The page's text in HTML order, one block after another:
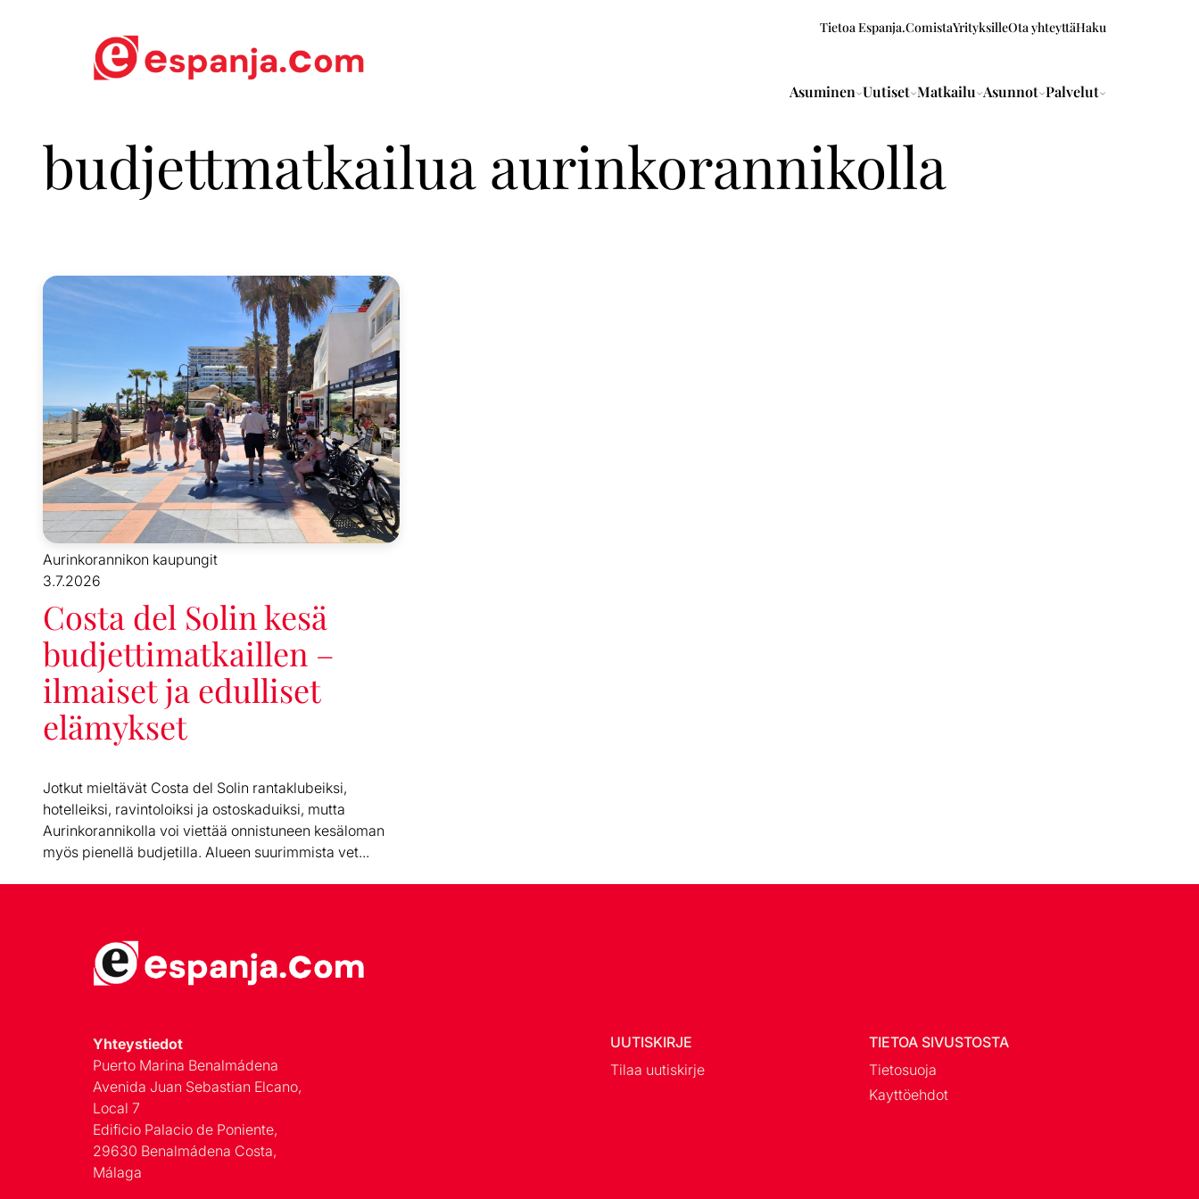
Tietoa Espanja.ComistaYrityksilleOta yhteyttäHaku
Asuminen Uutiset Matkailu Asunnot Palvelut
budjettmatkailua aurinkorannikolla
Aurinkorannikon kaupungit
3.7.2026
Costa del Solin kesä
budjettimatkaillen –
ilmaiset ja edulliset
elämykset
Jotkut mieltävät Costa del Solin rantaklubeiksi,
hotelleiksi, ravintoloiksi ja ostoskaduiksi, mutta
Aurinkorannikolla voi viettää onnistuneen kesäloman
myös pienellä budjetilla. Alueen suurimmista vet...
Yhteystiedot
Puerto Marina Benalmádena
Avenida Juan Sebastian Elcano,
Local 7
Edificio Palacio de Poniente,
29630 Benalmádena Costa,
Málaga
UUTISKIRJE
Tilaa uutiskirje
TIETOA SIVUSTOSTA
Tietosuoja
Kayttöehdot